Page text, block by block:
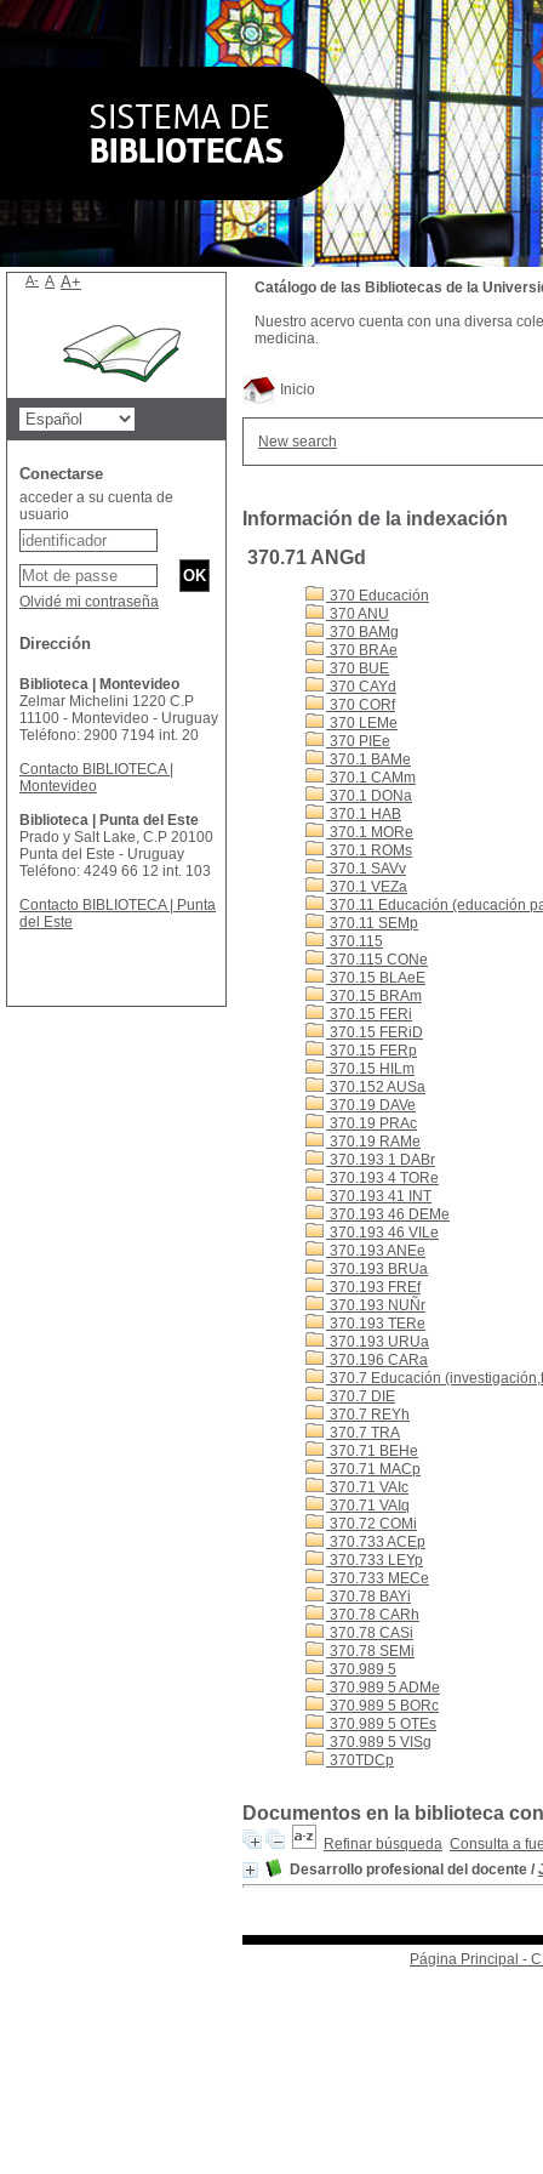
Inicio
New search
Información de la indexación
370.71 ANGd
370 Educación
370 ANU
370 BAMg
370 BRAe
370 BUE
370 CAYd
370 CORf
370 LEMe
370 PIEe
370.1 BAMe
370.1 CAMm
370.1 DONa
370.1 HAB
370.1 MORe
370.1 ROMs
370.1 SAVv
370.1 VEZa
370.11 Educación (educación
370.11 SEMp
370.115
370.115 CONe
370.15 BLAeE
370.15 BRAm
370.15 FERi
370.15 FERiD
370.15 FERp
370.15 HILm
370.152 AUSa
370.19 DAVe
370.19 PRAc
370.19 RAMe
370.193 1 DABr
370.193 4 TORe
370.193 41 INT
370.193 46 DEMe
370.193 46 VILe
370.193 ANEe
370.193 BRUa
370.193 FREf
370.193 NUÑr
370.193 TERe
370.193 URUa
370.196 CARa
370.7 Educación
370.7 DIE
370.7 REYh
370.7 TRA
370.71 BEHe
370.71 MACp
370.71 VAIc
370.71 VAIq
370.72 COMi
370.733 ACEp
370.733 LEYp
370.733 MECe
370.78 BAYi
370.78 CARh
370.78 CASi
370.78 SEMi
370.989 5
370.989 5 ADMe
370.989 5 BORc
370.989 5 OTEs
370.989 5 VISg
370TDCp
Documentos en la biblioteca
Refinar búsqueda Consulta a
Desarrollo profesional del docente /
Página Principal -
Catálogo de las Bibliotecas de la
Nuestro acervo cuenta con una diversa
medicina.
A- A A+
Conectarse
acceder a su cuenta de
usuario
Olvidé mi contraseña
Dirección
Biblioteca | Montevideo
Zelmar Michelini 1220 C.P
11100 - Montevideo - Uruguay
Teléfono: 2900 7194 int. 20
Contacto BIBLIOTECA |
Montevideo
Biblioteca | Punta del Este
Prado y Salt Lake, C.P 20100
Punta del Este - Uruguay
Teléfono: 4249 66 12 int. 103
Contacto BIBLIOTECA | Punta
del Este